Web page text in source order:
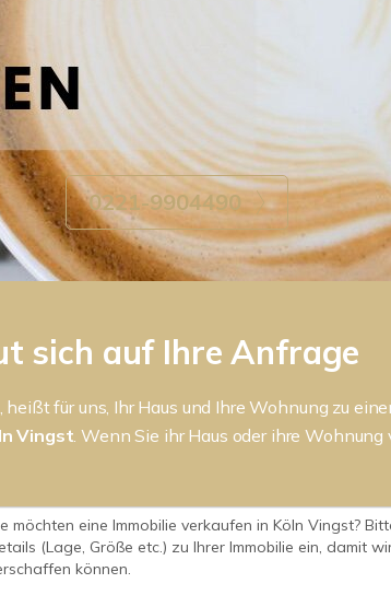
0221-9904490
sich auf Ihre Anfrage
heißt für uns, Ihr Haus und Ihre Wohnung zu
Vingst. Wenn Sie ihr Haus oder ihre